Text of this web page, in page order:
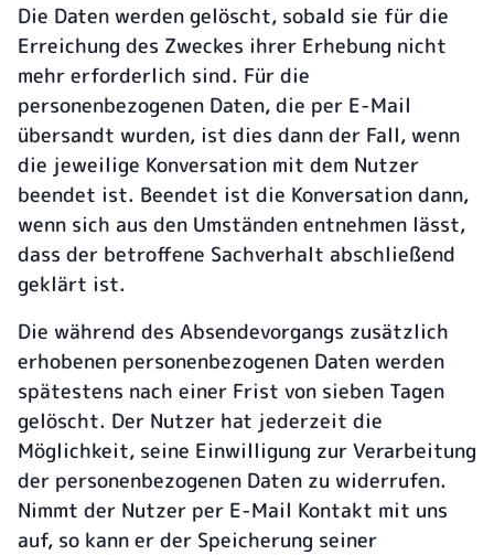
Die Daten werden gelöscht, sobald sie für die
Erreichung des Zweckes ihrer Erhebung nicht
mehr erforderlich sind. Für die
personenbezogenen Daten, die per E-Mail
übersandt wurden, ist dies dann der Fall, wenn
die jeweilige Konversation mit dem Nutzer
beendet ist. Beendet ist die Konversation dann,
wenn sich aus den Umständen entnehmen lässt,
dass der betroffene Sachverhalt abschließend
geklärt ist.
Die während des Absendevorgangs zusätzlich
erhobenen personenbezogenen Daten werden
spätestens nach einer Frist von sieben Tagen
gelöscht. Der Nutzer hat jederzeit die
Möglichkeit, seine Einwilligung zur Verarbeitung
der personenbezogenen Daten zu widerrufen.
Nimmt der Nutzer per E-Mail Kontakt mit uns
auf, so kann er der Speicherung seiner